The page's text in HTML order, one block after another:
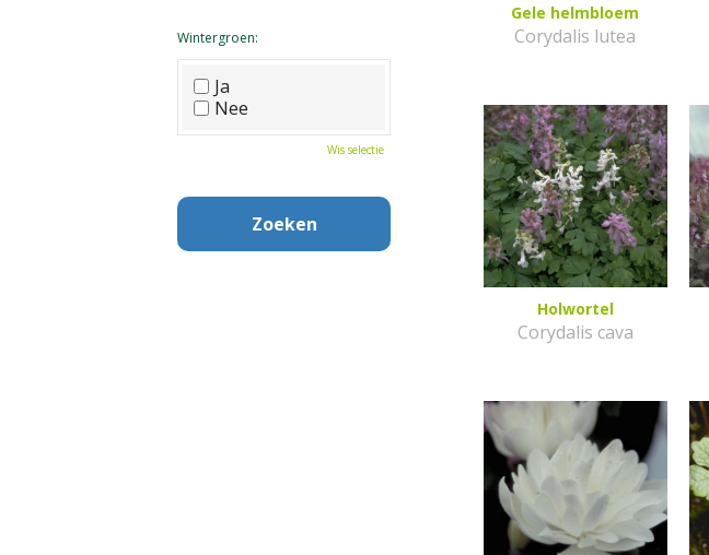
Gele helmbloem
Corydalis lutea
Holwortel
Corydalis cava
Wit
Zwart
Wintergroen:
Ja
Nee
Wis selectie